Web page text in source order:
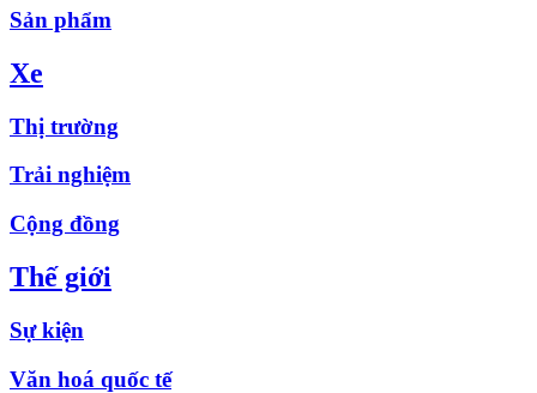
Sản phẩm
Xe
Thị trường
Trải nghiệm
Cộng đồng
Thế giới
Sự kiện
Văn hoá quốc tế